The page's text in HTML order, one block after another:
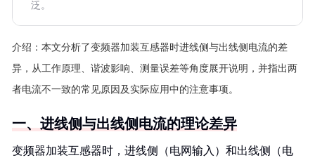
泛。
介绍： 本文分析了变频器加装互感器时进线侧与出线侧电流的差
异，从工作原理、谐波影响、测量误差等角度展开说明，并指出两
者电流不一致的常见原因及实际应用中的注意事项。
一、进线侧与出线侧电流的理论差异
变频器加装互感器时，进线侧（电网输入）和出线侧（电